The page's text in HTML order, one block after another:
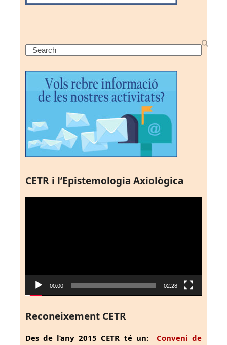
Search
CETR i l’Epistemologia Axiològica
00:00 02:28
Reconeixement CETR
Des de l’any 2015 CETR té un: Conveni de